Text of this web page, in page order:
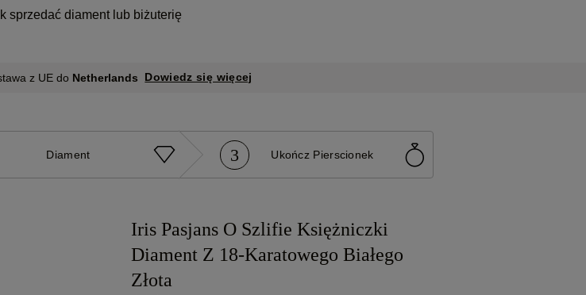
sprzedać diament lub biżuterię
z UE do Netherlands Dowiedz się więcej
Diament 3 Ukończ Pierscionek
Iris Pasjans O Szlifie Księżniczki
Diament Z 18-Karatowego Białego
Złota